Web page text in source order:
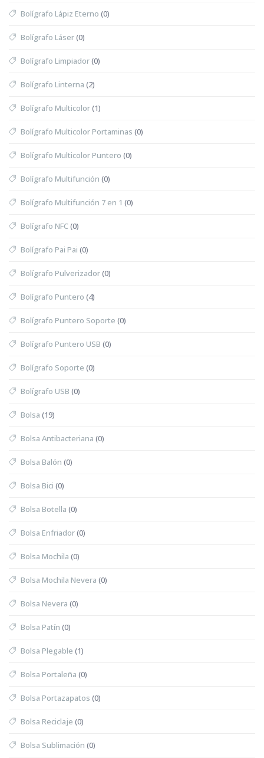
Bolígrafo Lápiz Eterno (0)
Bolígrafo Láser(0)
Bolígrafo Limpiador(0)
Bolígrafo Linterna (2)
Bolígrafo Multicolor(1)
Bolígrafo Multicolor Portaminas (0)
Bolígrafo Multicolor Puntero (0)
Bolígrafo Multifunción (0)
Bolígrafo Multifunción 7 en 1 (0)
Bolígrafo NFC(0)
Bolígrafo Pai Pai (0)
Bolígrafo Pulverizador(0)
Bolígrafo Puntero (4)
Bolígrafo Puntero Soporte (0)
Bolígrafo Puntero USB (0)
Bolígrafo Soporte (0)
Bolígrafo USB (0)
Bolsa (19)
Bolsa Antibacteriana (0)
Bolsa Balón (0)
Bolsa Bici (0)
Bolsa Botella (0)
Bolsa Enfriador(0)
Bolsa Mochila (0)
Bolsa Mochila Nevera (0)
Bolsa Nevera (0)
Bolsa Patín (0)
Bolsa Plegable (1)
Bolsa Portaleña (0)
Bolsa Portazapatos (0)
Bolsa Reciclaje (0)
Bolsa Sublimación (0)